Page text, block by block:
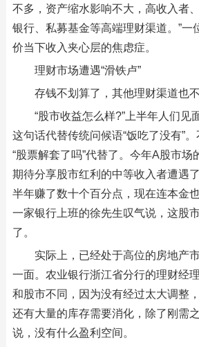
不多，资产缩水影响不大，高收入者
银行、私募基金等高端理财渠道。”一
价当下收入夹心层的焦虑症。
理财市场遭遇“滑铁卢”
存钱不划算了，其他理财渠道也不
“股市收益怎么样?”上半年人们见
这句话代替传统问候语“饭吃了没有”
“股票解套了吗”代替了。今年A股市场
期待分享股市红利的中等收入者遭遇了
半年赚了数十个百分点，现在连本金
一家银行上班的徐先生叹气说，这股
了。
实际上，已经处于高位的房地产
一面。农业银行浙江省分行的理财经
和股市不同，因为没有经过太大调整
还有大量的库存需要消化，除了刚需
说，没有什么盈利空间。